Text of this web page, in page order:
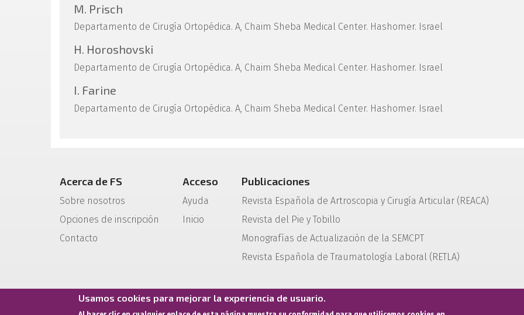
M. Prisch
Departamento de Cirugía Ortopédica. A, Chaim Sheba Medical Center. Hashomer. Israel
H. Horoshovski
Departamento de Cirugía Ortopédica. A, Chaim Sheba Medical Center. Hashomer. Israel
I. Farine
Departamento de Cirugía Ortopédica. A, Chaim Sheba Medical Center. Hashomer. Israel
Acerca de FS
Sobre nosotros
Opciones de inscripción
Contacto
Acceso
Ayuda
Inicio
Publicaciones
Revista Española de Artroscopia y Cirugía Articular (REACA)
Revista del Pie y Tobillo
Monografías de Actualización de la SEMCPT
Revista Española de Traumatología Laboral (RETLA)
Usamos cookies para mejorar la experiencia de usuario.